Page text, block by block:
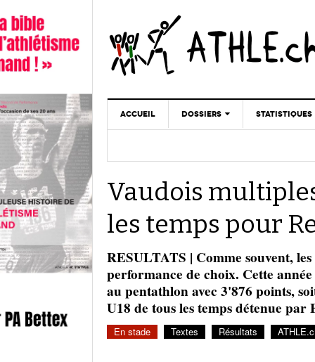
ACCUEIL DOSSIERS
DOPAGE
STATISTIQUES
Vaudois
les temps pour
RESULTATS | Comme souvent,
performance de choix. Cette
au pentathlon avec 3'876 points,
U18 de tous les temps détenue
En stade Textes Résultats